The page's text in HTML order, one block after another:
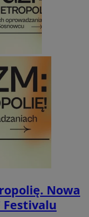
Nowa
Festivalu